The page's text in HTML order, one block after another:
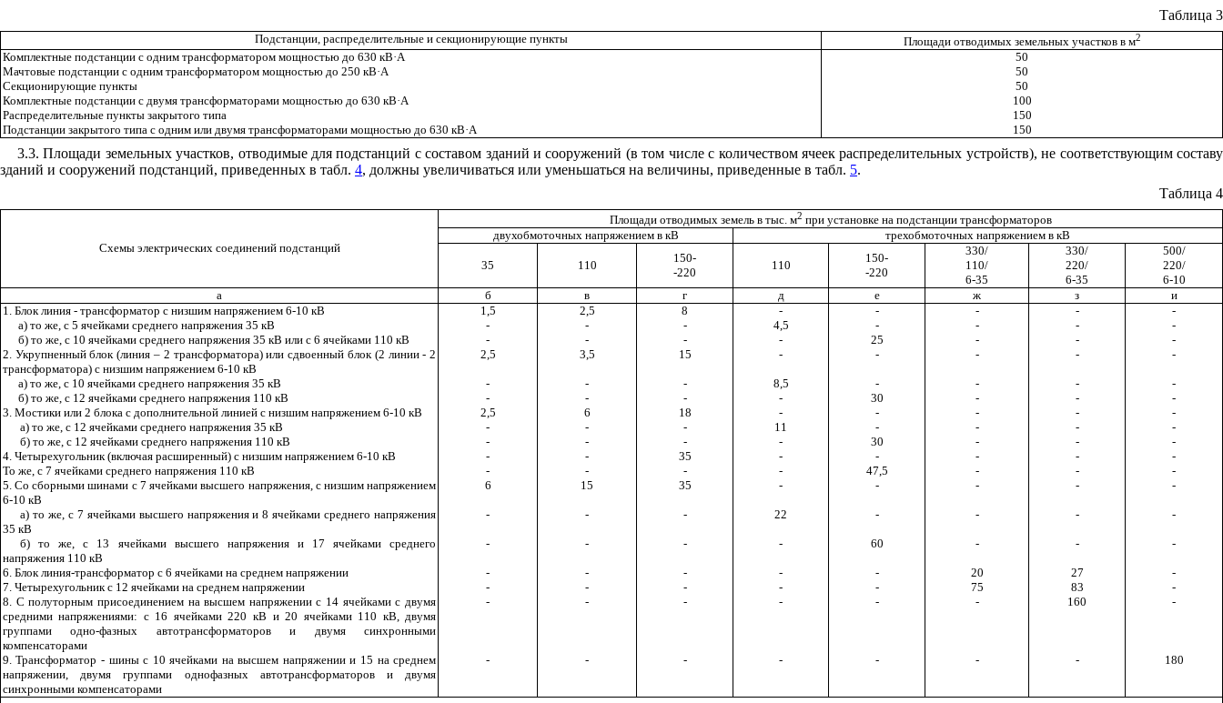
Таблица 3
Подстанции, распределительные и секционирующие пункты Площади отводимых земельных участков в м2
Комплектные подстанции с одним трансформатором мощностью до 630 кВ·А
50
Мачтовые подстанции с одним трансформатором мощностью до 250 кВ·А
50
Секционирующие пункты
50
Комплектные подстанции с двумя трансформаторами мощностью до 630 кВ·А
100
Распределительные пункты закрытого типа
150
Подстанции закрытого типа с одним или двумя трансформаторами мощностью до 630 кВ·А 150
3.3. Площади земельных участков, отводимые для подстанций с составом зданий и сооружений (в том числе с количеством ячеек распределительных устройств), не соответствующим составу
зданий и сооружений подстанций, приведенных в табл. 4, должны увеличиваться или уменьшаться на величины, приведенные в табл. 5.
Таблица 4
Схемы электрических соединений подстанций
Площади отводимых земель в тыс. м2 при установке на подстанции трансформаторов
двухобмоточных напряжением в кВ
трехобмоточных напряжением в кВ
35 110
150-
-220
110
150-
-220
330/
110/
6-35
330/
220/
6-35
500/
220/
6-10
а
б в г д е ж з
и
1. Блок линия - трансформатор с низшим напряжением 6-10 кВ
1,5 2,5 8 - - - -
-
а) то же, с 5 ячейками среднего напряжения 35 кВ
- - - 4,5 - - -
-
б) то же, с 10 ячейками среднего напряжения 35 кВ или с 6 ячейками 110 кВ
- - - - 25 - -
-
2. Укрупненный блок (линия – 2 трансформатора) или сдвоенный блок (2 линии - 2
трансформатора) с низшим напряжением 6-10 кВ
2,5 3,5 15 - - - - -
а) то же, с 10 ячейками среднего напряжения 35 кВ - - - 8,5 - - -
-
б) то же, с 12 ячейками среднего напряжения 110 кВ
- - - - 30 - -
-
3. Мостики или 2 блока с дополнительной линией с низшим напряжением 6-10 кВ
2,5 6 18 - - - -
-
а) то же, с 12 ячейками среднего напряжения 35 кВ
- - - 11 - - -
-
б) то же, с 12 ячейками среднего напряжения 110 кВ
- - - - 30 - -
-
4. Четырехугольник (включая расширенный) с низшим напряжением 6-10 кВ
- - 35 - - - -
-
То же, с 7 ячейками среднего напряжения 110 кВ
- - - - 47,5 - -
-
5. Со сборными шинами с 7 ячейками высшего напряжения, с низшим напряжением
6-10 кВ
6 15 35 - - - - -
а) то же, с 7 ячейками высшего напряжения и 8 ячейками среднего напряжения
35 кВ
- - - 22 - - - -
б) то же, с 13 ячейками высшего напряжения и 17 ячейками среднего
напряжения 110 кВ
- - - - 60 - - -
6. Блок линия-трансформатор с 6 ячейками на среднем напряжении - - - - - 20 27
-
7. Четырехугольник с 12 ячейками на среднем напряжении
- - - - - 75 83
-
8. С полуторным присоединением на высшем напряжении с 14 ячейками с двумя
средними напряжениями: с 16 ячейками 220 кВ и 20 ячейками 110 кВ, двумя
группами одно-фазных автотрансформаторов и двумя синхронными
компенсаторами
- - - - - - 160 -
9. Трансформатор - шины с 10 ячейками на высшем напряжении и 15 на среднем
напряжении, двумя группами однофазных автотрансформаторов и двумя
синхронными компенсаторами
- - - - - - - 180